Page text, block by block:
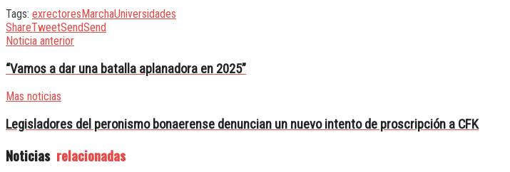
Tags: exrectoresMarchaUniversidades
ShareTweetSendSend
Noticia anterior
“Vamos a dar una batalla aplanadora en 2025”
Mas noticias
Legisladores del peronismo bonaerense denuncian un nuevo intento de proscripción a CFK
Noticias relacionadas